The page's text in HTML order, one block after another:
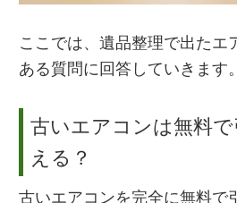
ここでは、遺品整理で出たエ
ある質問に回答していきます。
古いエアコンは無料
える？
古いエアコンを完全に無料で